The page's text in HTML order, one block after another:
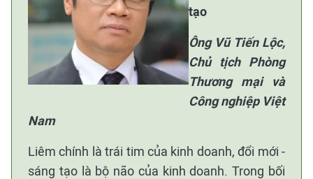
tạo
Ông Vũ Tiến Lộc,
Chủ tịch Phòng
Thương mại và
Công nghiệp Việt
Nam
Liêm chính là trái tim của kinh doanh, đổi mới -
sáng tạo là bộ não của kinh doanh. Trong bối